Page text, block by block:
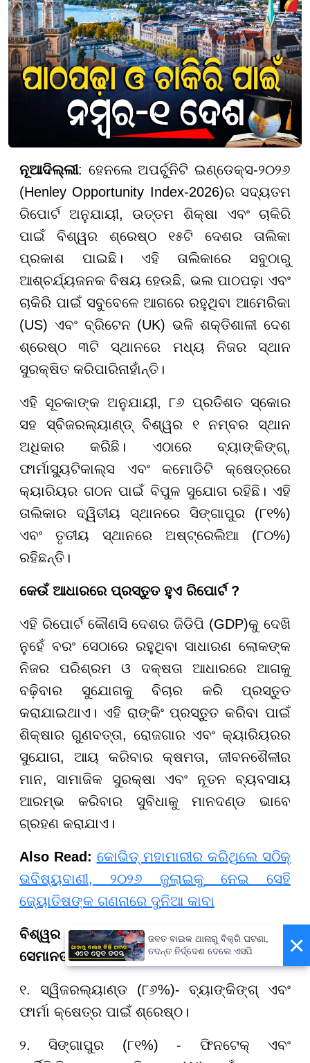
ନୂଆଦିଲ୍ଲୀ: ହେନଲେ ଅପର୍ଚୁନିଟି ଇଣ୍ଡେକ୍ସ-୨୦୨୬
(Henley Opportunity Index-2026)ର ସଦ୍ୟତମ
ରିପୋର୍ଟ ଅନୁଯାୟୀ, ଉତ୍ତମ ଶିକ୍ଷା ଏବଂ ଚାକିରି
ପାଇଁ ବିଶ୍ୱର ଶ୍ରେଷ୍ଠ ୧୫ଟି ଦେଶର ତାଲିକା
ପ୍ରକାଶ ପାଇଛି। ଏହି ତାଲିକାରେ ସବୁଠାରୁ
ଆଶ୍ଚର୍ଯ୍ୟଜନକ ବିଷୟ ହେଉଛି, ଭଲ ପାଠପଢ଼ା ଏବଂ
ଚାକିରି ପାଇଁ ସବୁବେଳେ ଆଗରେ ରହୁଥିବା ଆମେରିକା
(US) ଏବଂ ବ୍ରିଟେନ (UK) ଭଳି ଶକ୍ତିଶାଳୀ ଦେଶ
ଶ୍ରେଷ୍ଠ ୩ଟି ସ୍ଥାନରେ ମଧ୍ୟ ନିଜର ସ୍ଥାନ
ସୁରକ୍ଷିତ କରିପାରିନାହାଁନ୍ତି।
ଏହି ସୂଚକାଙ୍କ ଅନୁଯାୟୀ, ୮୬ ପ୍ରତିଶତ ସ୍କୋର
ସହ ସ୍ବିଜରଲ୍ୟାଣ୍ଡ୍ ବିଶ୍ୱର ୧ ନମ୍ବର ସ୍ଥାନ
ଅଧିକାର କରିଛି। ଏଠାରେ ବ୍ୟାଙ୍କିଙ୍ଗ୍,
ଫାର୍ମାସ୍ୟୁଟିକାଲ୍ସ ଏବଂ କମୋଡିଟି କ୍ଷେତ୍ରରେ
କ୍ୟାରିୟର ଗଠନ ପାଇଁ ବିପୁଳ ସୁଯୋଗ ରହିଛି। ଏହି
ତାଲିକାର ଦ୍ୱିତୀୟ ସ୍ଥାନରେ ସିଙ୍ଗାପୁର (୮୧%)
ଏବଂ ତୃତୀୟ ସ୍ଥାନରେ ଅଷ୍ଟ୍ରେଲିଆ (୮୦%)
ରହିଛନ୍ତି।
କେଉଁ ଆଧାରରେ ପ୍ରସ୍ତୁତ ହୁଏ ରିପୋର୍ଟ ?
ଏହି ରିପୋର୍ଟ କୌଣସି ଦେଶର ଜିଡିପି (GDP)କୁ ଦେଖି
ନୁହେଁ ବରଂ ସେଠାରେ ରହୁଥିବା ସାଧାରଣ ଲୋକଙ୍କ
ନିଜର ପରିଶ୍ରମ ଓ ଦକ୍ଷତା ଆଧାରରେ ଆଗକୁ
ବଢ଼ିବାର ସୁଯୋଗକୁ ବିଚାର କରି ପ୍ରସ୍ତୁତ
କରାଯାଇଥାଏ। ଏହି ରାଙ୍କିଂ ପ୍ରସ୍ତୁତ କରିବା ପାଇଁ
ଶିକ୍ଷାର ଗୁଣବତ୍ତା, ରୋଜଗାର ଏବଂ କ୍ୟାରିୟରର
ସୁଯୋଗ, ଆୟ କରିବାର କ୍ଷମତା, ଜୀବନଶୈଳୀର
ମାନ, ସାମାଜିକ ସୁରକ୍ଷା ଏବଂ ନୂତନ ବ୍ୟବସାୟ
ଆରମ୍ଭ କରିବାର ସୁବିଧାକୁ ମାନଦଣ୍ଡ ଭାବେ
ଗ୍ରହଣ କରାଯାଏ।
Also Read: କୋଭିଡ୍ ମହାମାରୀର କରିଥିଲେ ସଠିକ୍
ଭବିଷ୍ୟବାଣୀ, ୨୦୨୬ ଜୁଲାଇକୁ ନେଇ ସେହି
ଜ୍ୟୋତିଷଙ୍କ ଗଣନାରେ ଦୁନିଆ କାବା
ବିଶ୍ୱର ଶ୍ରେଷ୍ଠ ତାଲିକାରେ ଥିବା ପ୍ରମୁଖ ଦେଶ ଓ
ସେମାନଙ୍କ ସ୍ଥାନ:
୧. ସ୍ୱିଜରଲ୍ୟାଣ୍ଡ (୮୬%)- ବ୍ୟାଙ୍କିଙ୍ଗ୍ ଏବଂ
ଫାର୍ମା କ୍ଷେତ୍ର ପାଇଁ ଶ୍ରେଷ୍ଠ।
୨. ସିଙ୍ଗାପୁର (୮୧%) - ଫିନଟେକ୍ ଏବଂ
×
ଜବତ ବାଇକ ଥାନାରୁ ବିକ୍ରି ଘଟଣା,
ତଦନ୍ତ ନିର୍ଦ୍ଦେଶ ଦେଲେ ଏସପି